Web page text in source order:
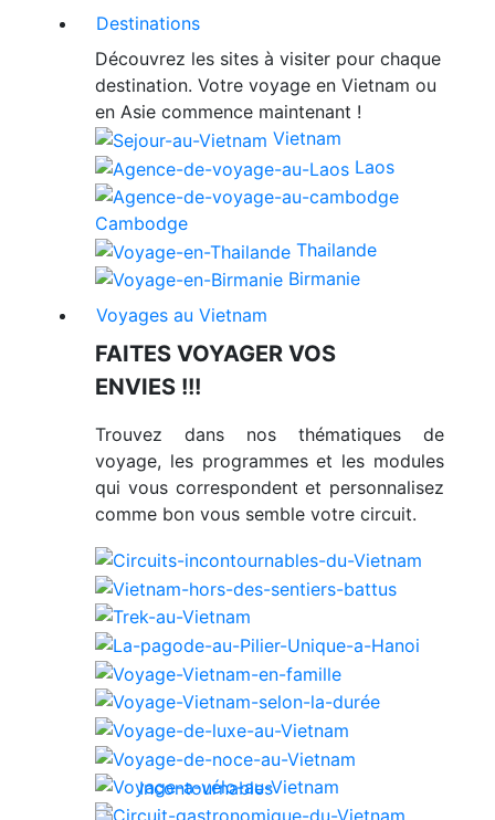
Destinations
Découvrez les sites à visiter pour chaque
destination. Votre voyage en Vietnam ou
en Asie commence maintenant !
Vietnam
Laos
Cambodge
Thailande
Birmanie
Voyages au Vietnam
FAITES VOYAGER VOS
ENVIES !!!
Trouvez dans nos thématiques de
voyage, les programmes et les modules
qui vous correspondent et personnalisez
comme bon vous semble votre circuit.
Incontournables